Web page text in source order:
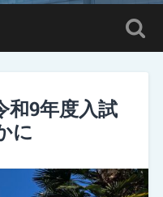
和9年度入試
に